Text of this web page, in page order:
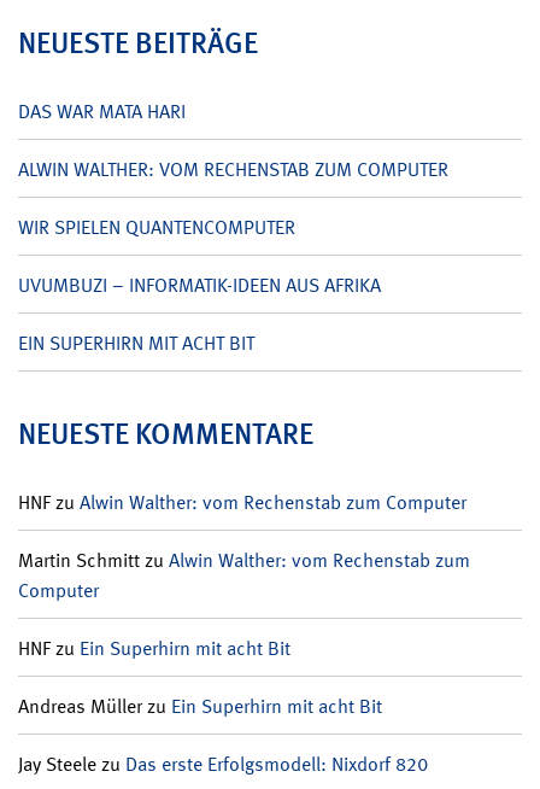
NEUESTE BEITRÄGE
DAS WAR MATA HARI
ALWIN WALTHER: VOM RECHENSTAB ZUM COMPUTER
WIR SPIELEN QUANTENCOMPUTER
UVUMBUZI – INFORMATIK-IDEEN AUS AFRIKA
EIN SUPERHIRN MIT ACHT BIT
NEUESTE KOMMENTARE
HNFzu Alwin Walther: vom Rechenstab zum Computer
Martin Schmittzu Alwin Walther: vom Rechenstab zum
Computer
HNFzu Ein Superhirn mit acht Bit
Andreas Müllerzu Ein Superhirn mit acht Bit
Jay Steelezu Das erste Erfolgsmodell: Nixdorf 820